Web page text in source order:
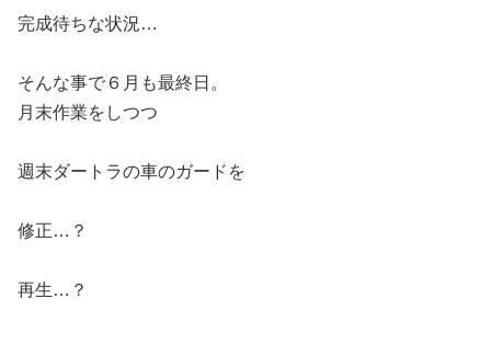
完成待ちな状況…
そんな事で６月も最終日。
月末作業をしつつ
週末ダートラの車のガードを
修正…？
再生…？